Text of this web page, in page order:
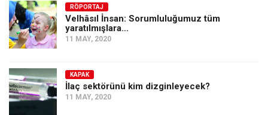
Avustralya
Tarih
Dosyalar
RÖPORTAJ
Velhâsıl İnsan: Sorumluluğumuz tüm
yaratılmışlara…
11 MAY, 2020
KAPAK
İlaç sektörünü kim dizginleyecek?
11 MAY, 2020